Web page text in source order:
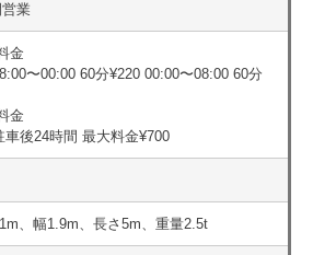
業
金
〜00:00 60分¥220 00:00〜08:00 60分
金
車後24時間 最大料金¥700
、幅1.9m、長さ5m、重量2.5t